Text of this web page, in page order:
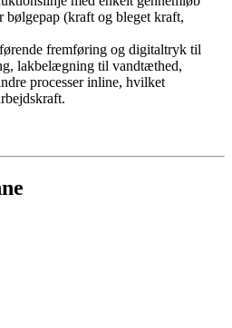
bølgepap (kraft og bleget kraft,
fremføring og digitaltryk til
lakbelægning til vandtæthed,
processer inline, hvilket